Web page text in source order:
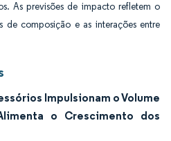
As previsões de impacto refletem o
de composição e as interações entre
Impulsionam o Volume
o Crescimento dos